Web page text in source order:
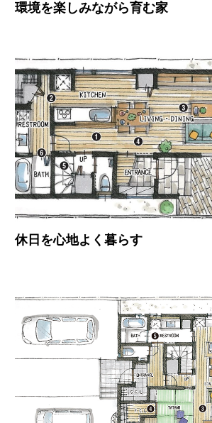
環境を楽しみながら育む家
休日を心地よく暮らす